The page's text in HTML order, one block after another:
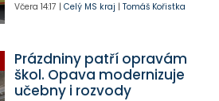
Včera 14:17 | Celý MS kraj | Tomáš Kořistka
Prázdniny patří opravám
škol. Opava modernizuje
učebny i rozvody